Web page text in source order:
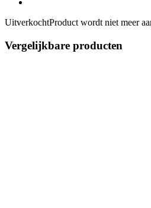
UitverkochtProduct wordt niet meer
Vergelijkbare producten